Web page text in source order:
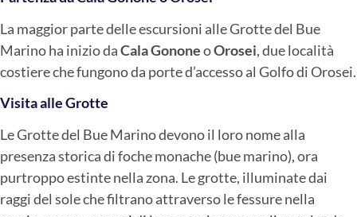
La maggior parte delle escursioni alle Grotte del Bue
Marino ha inizio daCala GononeoOrosei, due località
costiere che fungono da porte d’accesso al Golfo di Orosei.
Visita alle Grotte
Le Grotte del Bue Marino devono il loro nome alla
presenza storica di foche monache (bue marino), ora
purtroppo estinte nella zona. Le grotte, illuminate dai
raggi del sole che filtrano attraverso le fessure nella